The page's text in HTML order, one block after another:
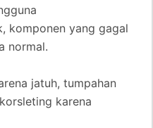
komponen yang gagal
normal.
jatuh, tumpahan
karena